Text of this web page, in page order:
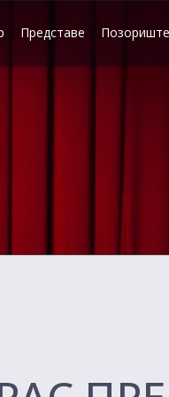
Представе Позориште